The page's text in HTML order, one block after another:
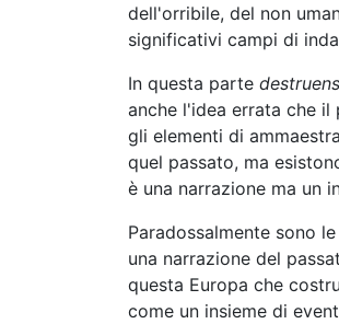
dell'orribile, del non
significativi campi di
In questa parte destruens
anche l'idea errata che
gli elementi di
quel passato, ma
è una narrazione ma un
Paradossalmente sono
una narrazione del
questa Europa che
come un insieme di